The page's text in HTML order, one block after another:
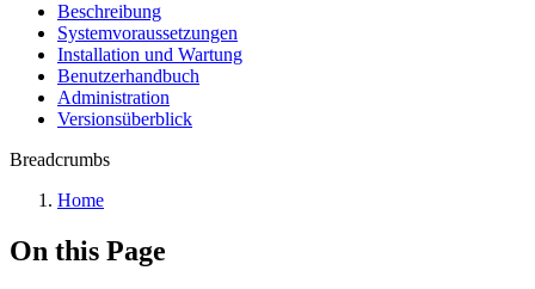
Beschreibung
Systemvoraussetzungen
Installation und Wartung
Benutzerhandbuch
Administration
Versionsüberblick
Breadcrumbs
Home
On this Page